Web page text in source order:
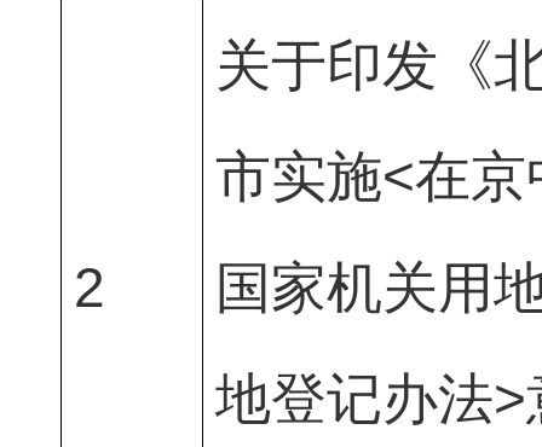
2
关于印发《
市实施<在京
国家机关用
地登记办法>